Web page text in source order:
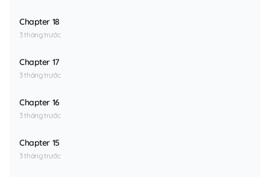
Chapter 18
3 tháng trước
Chapter 17
3 tháng trước
Chapter 16
3 tháng trước
Chapter 15
3 tháng trước